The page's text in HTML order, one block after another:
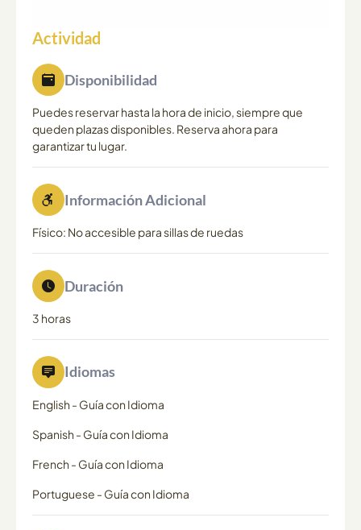
Actividad
Disponibilidad
Puedes reservar hasta la hora de inicio, siempre que
queden plazas disponibles. Reserva ahora para
garantizar tu lugar.
Información Adicional
Físico: No accesible para sillas de ruedas
Duración
3 horas
Idiomas
English - Guía con Idioma
Spanish - Guía con Idioma
French - Guía con Idioma
Portuguese - Guía con Idioma